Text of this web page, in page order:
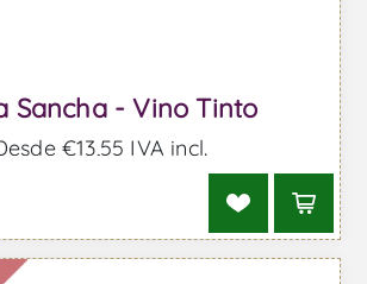
Sancha - Vino Tinto
€13,55 IVA incl.